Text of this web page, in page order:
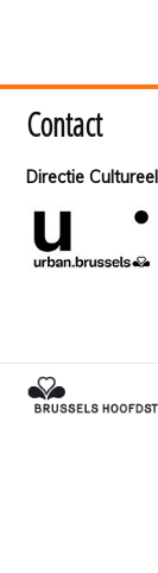
Contact
Directie